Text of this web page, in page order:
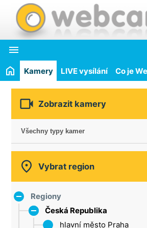

Kamery LIVE vysílání Co je
 Zobrazit kamery
 Vybrat region
Regiony
Česká Republika
hlavní město Praha